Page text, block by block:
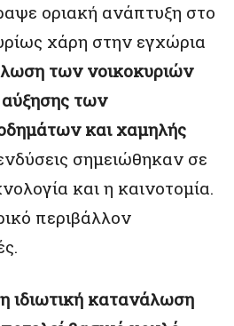
οριακή ανάπτυξη στο
χάρη στην εγχώρια
των νοικοκυριών
των
και χαμηλής
σημειώθηκαν σε
και η καινοτομία.
περιβάλλον
η ιδιωτική κατανάλωση